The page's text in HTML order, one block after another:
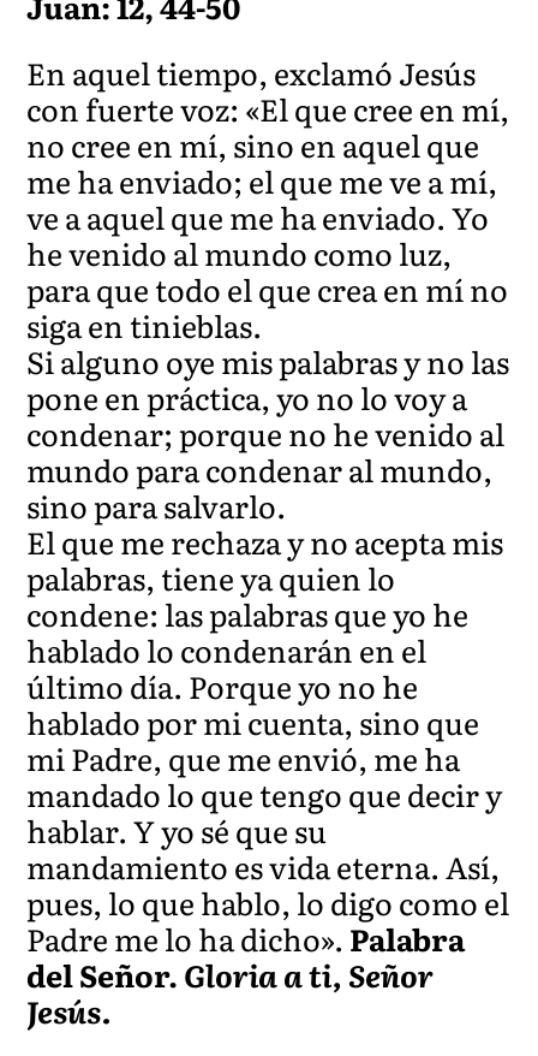
En aquel tiempo, exclamó Jesús
con fuerte voz: «El que cree en mí,
no cree en mí, sino en aquel que
me ha enviado; el que me ve a mí,
ve a aquel que me ha enviado. Yo
he venido al mundo como luz,
para que todo el que crea en mí no
siga en tinieblas.
Si alguno oye mis palabras y no las
pone en práctica, yo no lo voy a
condenar; porque no he venido al
mundo para condenar al mundo,
sino para salvarlo.
El que me rechaza y no acepta mis
palabras, tiene ya quien lo
condene: las palabras que yo he
hablado lo condenarán en el
último día. Porque yo no he
hablado por mi cuenta, sino que
mi Padre, que me envió, me ha
mandado lo que tengo que decir y
hablar. Y yo sé que su
mandamiento es vida eterna. Así,
pues, lo que hablo, lo digo como el
Padre me lo ha dicho». Palabra
del Señor.Gloria a ti, Señor
Jesús.